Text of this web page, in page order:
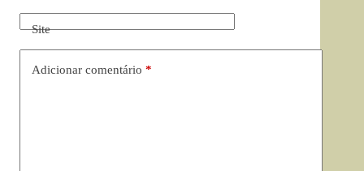
Site
Adicionar comentário *